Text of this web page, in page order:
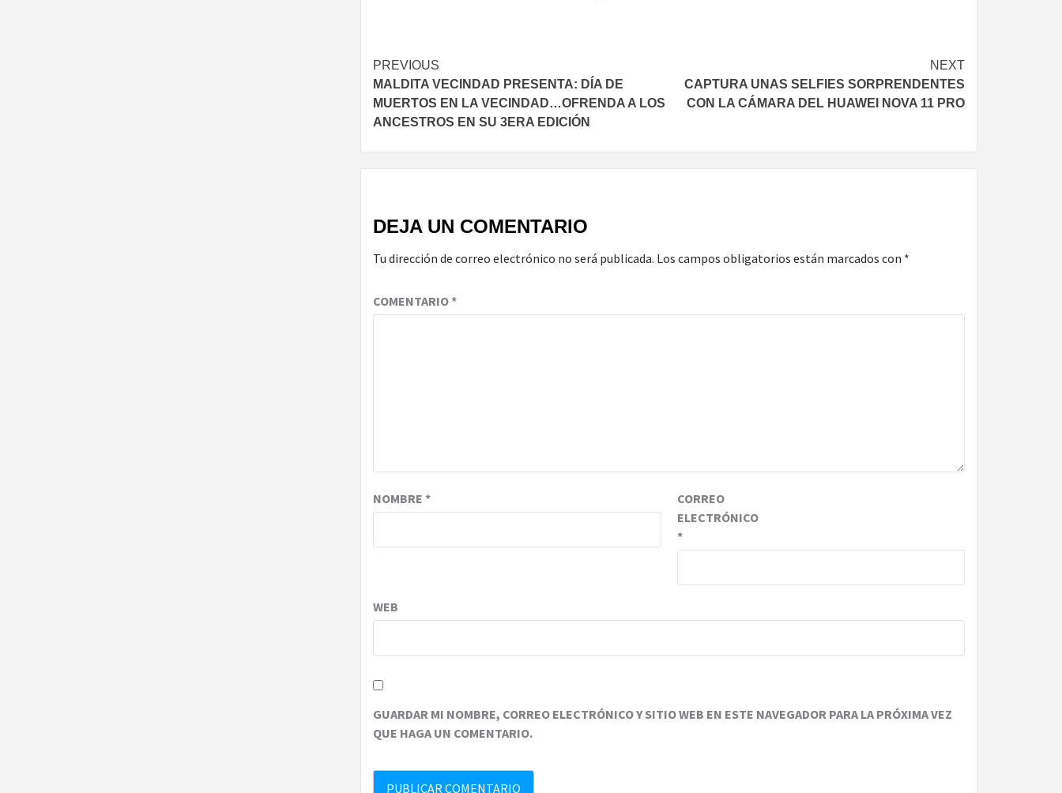
Post
navigation
PREVIOUS
MALDITA VECINDAD PRESENTA: DÍA DE
MUERTOS EN LA VECINDAD…OFRENDA A LOS
ANCESTROS EN SU 3ERA EDICIÓN
NEXT
CAPTURA UNAS SELFIES SORPRENDENTES
CON LA CÁMARA DEL HUAWEI NOVA 11 PRO
DEJA UN COMENTARIO
Tu dirección de correo electrónico no será publicada. Los campos obligatorios están marcados con *
COMENTARIO*
NOMBRE *
CORREO
ELECTRÓNICO
*
WEB
GUARDAR MI NOMBRE, CORREO ELECTRÓNICO Y SITIO WEB EN ESTE NAVEGADOR PARA LA PRÓXIMA VEZ
QUE HAGA UN COMENTARIO.